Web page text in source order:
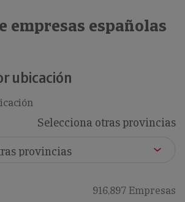
empresas españolas
ubicación
Selecciona otras provincias
916,897 Empresas